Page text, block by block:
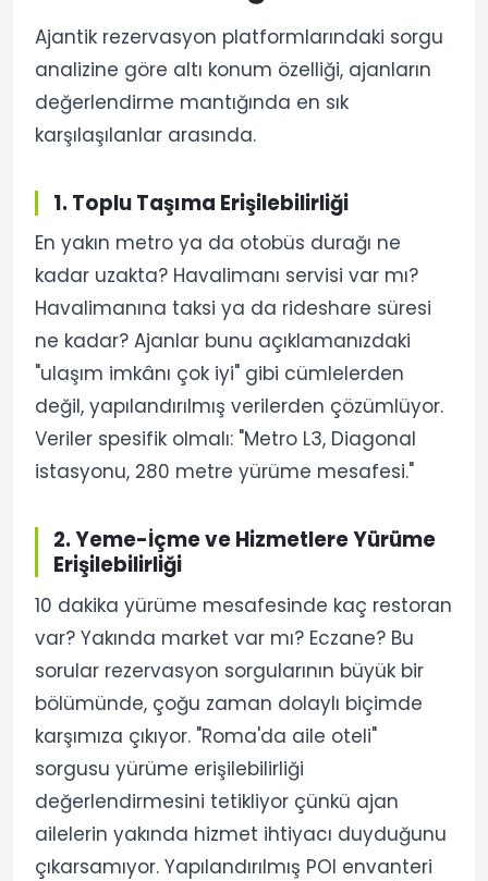
Ajantik rezervasyon platformlarındaki sorgu
analizine göre altı konum özelliği, ajanların
değerlendirme mantığında en sık
karşılaşılanlar arasında.
1. Toplu Taşıma Erişilebilirliği
En yakın metro ya da otobüs durağı ne
kadar uzakta? Havalimanı servisi var mı?
Havalimanına taksi ya da rideshare süresi
ne kadar? Ajanlar bunu açıklamanızdaki
"ulaşım imkânı çok iyi" gibi cümlelerden
değil, yapılandırılmış verilerden çözümlüyor.
Veriler spesifik olmalı: "Metro L3, Diagonal
istasyonu, 280 metre yürüme mesafesi."
2. Yeme-İçme ve Hizmetlere Yürüme
Erişilebilirliği
10 dakika yürüme mesafesinde kaç restoran
var? Yakında market var mı? Eczane? Bu
sorular rezervasyon sorgularının büyük bir
bölümünde, çoğu zaman dolaylı biçimde
karşımıza çıkıyor. "Roma'da aile oteli"
sorgusu yürüme erişilebilirliği
değerlendirmesini tetikliyor çünkü ajan
ailelerin yakında hizmet ihtiyacı duyduğunu
çıkarsamıyor. Yapılandırılmış POI envanteri